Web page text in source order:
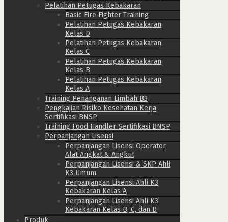
Pelatihan Petugas Kebakaran
Basic Fire Fighter Training
Pelatihan Petugas Kebakaran
Kelas D
Pelatihan Petugas Kebakaran
Kelas C
Pelatihan Petugas Kebakaran
Kelas B
Pelatihan Petugas Kebakaran
Kelas A
Training Penanganan Limbah B3
Pengkajian Risiko Kesehatan Kerja
Sertifikasi BNSP
Training Food Handler Sertifikasi BNSP
Perpanjangan Lisensi
Perpanjangan Lisensi Operator
Alat Angkat & Angkut
Perpanjangan Lisensi & SKP Ahli
K3 Umum
Perpanjangan Lisensi Ahli K3
Kebakaran Kelas A
Perpanjangan Lisensi Ahli K3
Kebakaran Kelas B, C, dan D
Produk